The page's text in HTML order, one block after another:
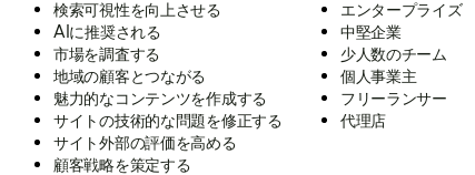
検索可視性を向上させる
AIに推奨される
市場を調査する
地域の顧客とつながる
魅力的なコンテンツを作成する
サイトの技術的な問題を修正する
サイト外部の評価を高める
顧客戦略を策定する
エンタープライズ
中堅企業
少人数のチーム
個人事業主
フリーランサー
代理店